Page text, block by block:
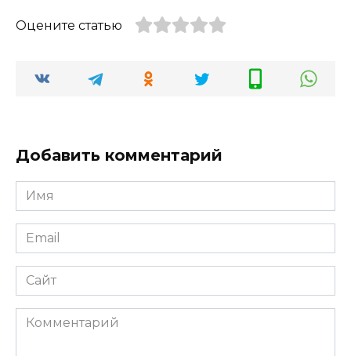
Оцените статью
Добавить комментарий
Имя
*
Email
*
Сайт
Комментарий